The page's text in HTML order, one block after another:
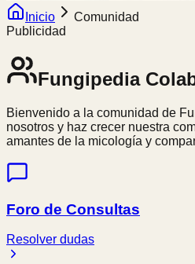
Inicio
Comunidad
Publicidad
Fungipedia
Bienvenido a la comunidad de
nosotros y haz crecer nuestra
amantes de la micología y
Foro de Consultas
Resolver dudas